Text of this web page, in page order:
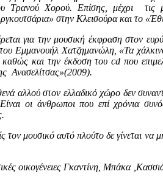
Τρανού Χορού. Επίσης, μέχρι τις
στην Κλεισούρα και το
για την μουσική έκφραση στον
Εμμανουήλ Χατζημανώλη, «Τα
και την έκδοση του cd που
Ανασελίτσας»(2009).
αλλού στον ελλαδικό χώρο δεν
οι άνθρωποι που επί χρόνια
τον μουσικό αυτό πλούτο δε γίνεται
οικογένειες Γκαντίνη, Μπάκα